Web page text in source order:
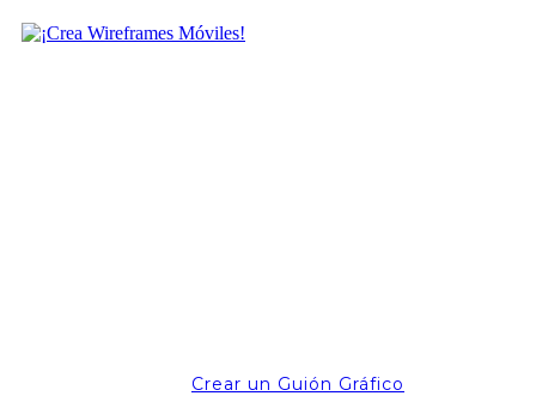
Crear un Guión Gráfico